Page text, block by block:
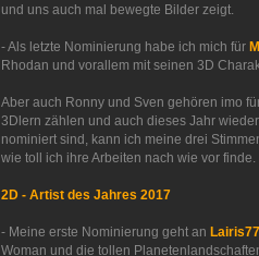
und uns auch mal bewegte Bilder zeigt.
- Als letzte Nominierung habe ich mich für
Rhodan und vorallem mit seinen 3D
Aber auch Ronny und Sven gehören imo
3Dlern zählen und auch dieses Jahr
nominiert sind, kann ich meine drei
wie toll ich ihre Arbeiten nach wie vor finde.
2D - Artist des Jahres 2017
- Meine erste Nominierung geht an Lairis77
Woman und die tollen